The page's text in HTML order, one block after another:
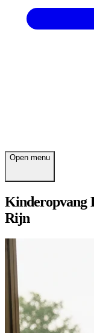
Open menu
Kinderopvang
Rijn